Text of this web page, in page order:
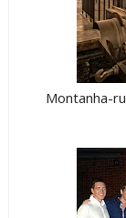
Montanha-